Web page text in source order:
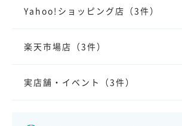
Yahoo!ショッピング店 （3件）
楽天市場店 （3件）
実店舗・イベント （3件）